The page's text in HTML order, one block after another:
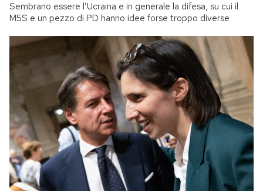
Sembrano essere l’Ucraina e in generale la difesa, su cui il
M5S e un pezzo di PD hanno idee forse troppo diverse